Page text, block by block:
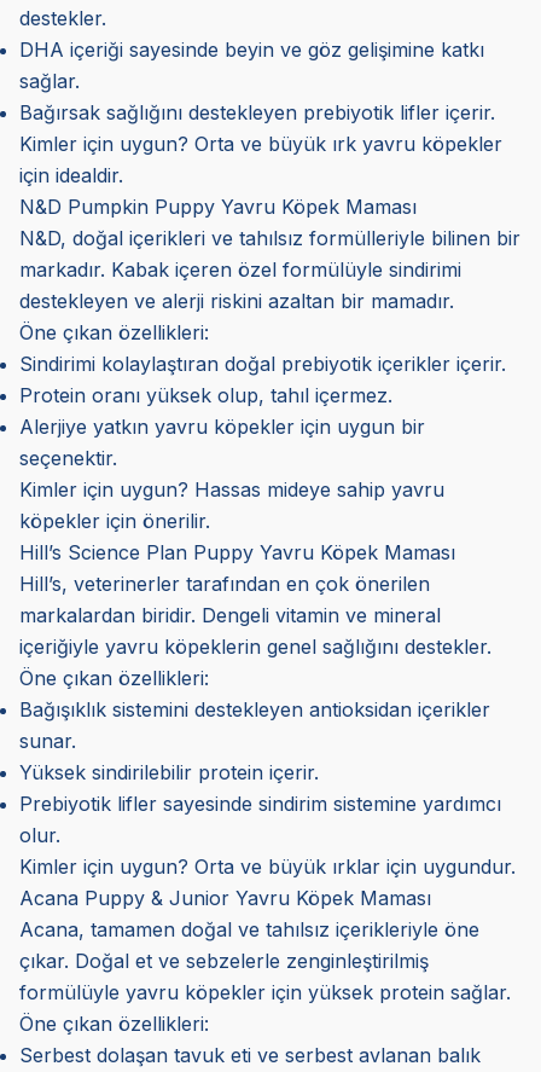
destekler.
DHA içeriği sayesinde beyin ve göz gelişimine katkı
sağlar.
Bağırsak sağlığını destekleyen prebiyotik lifler içerir.
Kimler için uygun? Orta ve büyük ırk yavru köpekler
için idealdir.
N&D Pumpkin Puppy Yavru Köpek Maması
N&D, doğal içerikleri ve tahılsız formülleriyle bilinen bir
markadır. Kabak içeren özel formülüyle sindirimi
destekleyen ve alerji riskini azaltan bir mamadır.
Öne çıkan özellikleri:
Sindirimi kolaylaştıran doğal prebiyotik içerikler içerir.
Protein oranı yüksek olup, tahıl içermez.
Alerjiye yatkın yavru köpekler için uygun bir
seçenektir.
Kimler için uygun? Hassas mideye sahip yavru
köpekler için önerilir.
Hill’s Science Plan Puppy Yavru Köpek Maması
Hill’s, veterinerler tarafından en çok önerilen
markalardan biridir. Dengeli vitamin ve mineral
içeriğiyle yavru köpeklerin genel sağlığını destekler.
Öne çıkan özellikleri:
Bağışıklık sistemini destekleyen antioksidan içerikler
sunar.
Yüksek sindirilebilir protein içerir.
Prebiyotik lifler sayesinde sindirim sistemine yardımcı
olur.
Kimler için uygun? Orta ve büyük ırklar için uygundur.
Acana Puppy & Junior Yavru Köpek Maması
Acana, tamamen doğal ve tahılsız içerikleriyle öne
çıkar. Doğal et ve sebzelerle zenginleştirilmiş
formülüyle yavru köpekler için yüksek protein sağlar.
Öne çıkan özellikleri:
Serbest dolaşan tavuk eti ve serbest avlanan balık